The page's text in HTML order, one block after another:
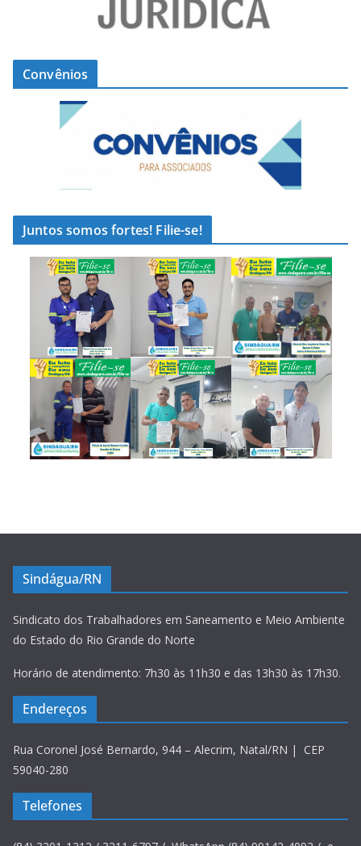
Convênios
Juntos somos fortes! Filie-se!
Sindágua/RN
Sindicato dos Trabalhadores em Saneamento e Meio Ambiente
do Estado do Rio Grande do Norte
Horário de atendimento: 7h30 às 11h30 e das 13h30 às 17h30.
Endereços
Rua Coronel José Bernardo, 944 – Alecrim, Natal/RN | CEP
59040-280
Telefones